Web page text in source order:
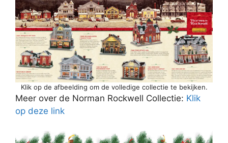
Klik op de afbeelding om de volledige collectie te bekijken.
Meer over de Norman Rockwell Collectie: Klik
op deze link